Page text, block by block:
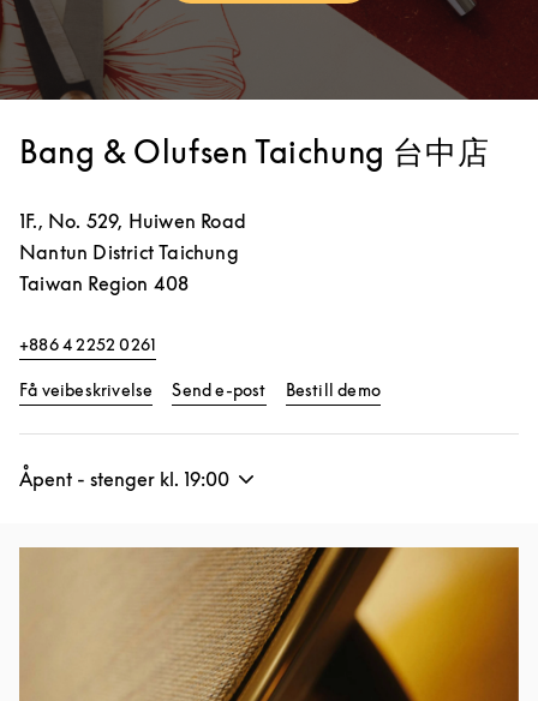
Bang & Olufsen Taichung 台中店
1F., No. 529, Huiwen Road
Nantun District Taichung
Taiwan Region 408
+886 4 2252 0261
Få veibeskrivelse Link Opens in New Tab
Send e-post Bestill demo
Åpent - stenger kl. 19:00
Bilde av arrangement